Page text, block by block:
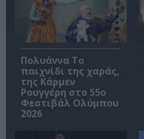
Πολυάννα Το
παιχνίδι της χαράς,
της Κάρμεν
Ρουγγέρη στο 55ο
Φεστιβάλ Ολύμπου
2026